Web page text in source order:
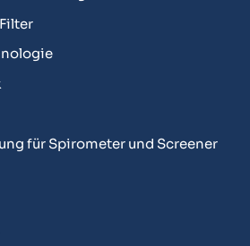
für Spirometer und Screener